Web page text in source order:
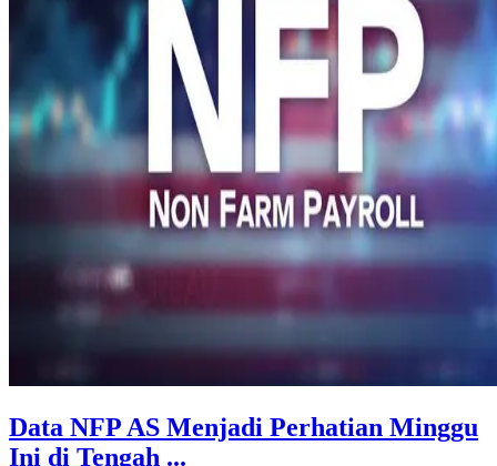
Data NFP AS Menjadi Perhatian Minggu
Ini di Tengah ...